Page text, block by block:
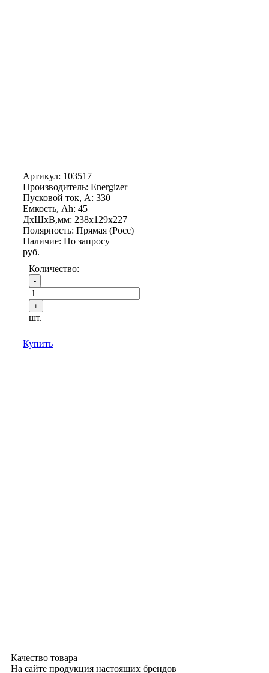
Артикул: 103517
Производитель: Energizer
Пусковой ток, А: 330
Емкость, Ah: 45
ДхШхВ,мм: 238x129x227
Полярность: Прямая (Росс)
Наличие: По запросу
руб.
Количество:
шт.
Купить
Качество товара
На сайте продукция настоящих брендов